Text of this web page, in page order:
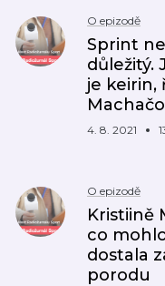
O epizodě
Sprint
důležitý.
je keirin,
4. 8. 2021
O epizodě
Kristiině
co
dostala
porodu